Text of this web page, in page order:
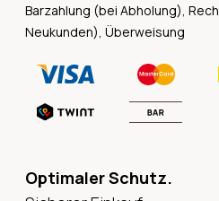
Barzahlung (bei Abholung),
Neukunden), Überweisung
Optimaler Schutz.